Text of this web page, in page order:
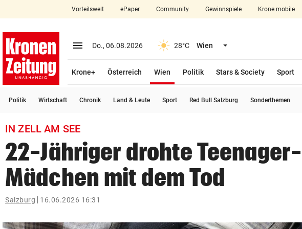
closeSchließen
account_circle Anmelden
arrow_right
bookmark
search
Suchbegriff
eingeben
Vorteilswelt ePaper Community Gewinnspiele Krone mobile
menu Menü aufklappen
Do., 06.08.2026 28°C Wien Menü aufklappen
Krone+ Österreich Wien
Politik
Stars & Society Sport
Politik Wirtschaft Chronik Land & Leute Sport Red Bull Salzburg Sonderthemen
IN ZELL AM SEE
22-Jähriger drohte Teenager-
Mädchen mit dem Tod
Salzburg 16.06.2026 16:31